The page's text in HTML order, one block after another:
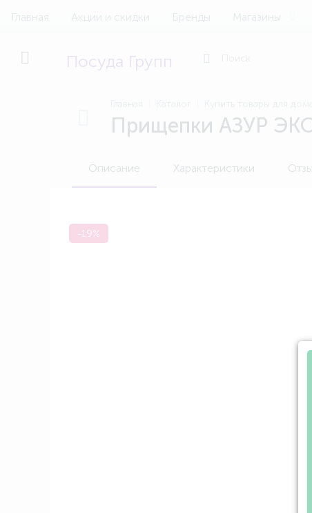
Главная Акции и скидки Бренды Магазины
Посуда Групп
Прищепки АЗУР
Описание Характеристики
-19%